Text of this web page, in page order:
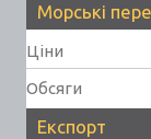
Морські
Ціни
Обсяги
Експорт